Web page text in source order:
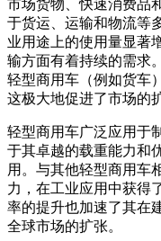
市场货物、快速消费品
于货运、运输和物流等
业用途上的使用量显著
输方面有着持续的需求
轻型商用车（例如货车
这极大地促进了市场的
轻型商用车广泛应用于
于其卓越的载重能力和
用。与其他轻型商用车
力，在工业应用中获得
率的提升也加速了其在
全球市场的扩张。